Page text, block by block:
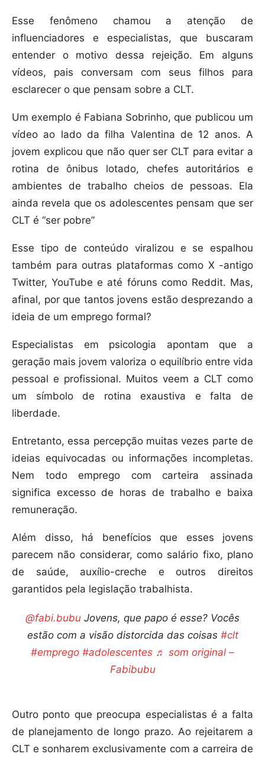
Esse fenômeno chamou a atenção de
influenciadores e especialistas, que buscaram
entender o motivo dessa rejeição. Em alguns
vídeos, pais conversam com seus filhos para
esclarecer o que pensam sobre a CLT.
Um exemplo é Fabiana Sobrinho, que publicou um
vídeo ao lado da filha Valentina de 12 anos. A
jovem explicou que não quer ser CLT para evitar a
rotina de ônibus lotado, chefes autoritários e
ambientes de trabalho cheios de pessoas. Ela
ainda revela que os adolescentes pensam que ser
CLT é “ser pobre”
Esse tipo de conteúdo viralizou e se espalhou
também para outras plataformas como X -antigo
Twitter, YouTube e até fóruns como Reddit. Mas,
afinal, por que tantos jovens estão desprezando a
ideia de um emprego formal?
Especialistas em psicologia apontam que a
geração mais jovem valoriza o equilíbrio entre vida
pessoal e profissional. Muitos veem a CLT como
um símbolo de rotina exaustiva e falta de
liberdade.
Entretanto, essa percepção muitas vezes parte de
ideias equivocadas ou informações incompletas.
Nem todo emprego com carteira assinada
significa excesso de horas de trabalho e baixa
remuneração.
Além disso, há benefícios que esses jovens
parecem não considerar, como salário fixo, plano
de saúde, auxílio-creche e outros direitos
garantidos pela legislação trabalhista.
@fabi.bubu Jovens, que papo é esse? Vocês
estão com a visão distorcida das coisas #clt
#emprego #adolescentes ♬ som original –
Fabibubu
Outro ponto que preocupa especialistas é a falta
de planejamento de longo prazo. Ao rejeitarem a
CLT e sonharem exclusivamente com a carreira de